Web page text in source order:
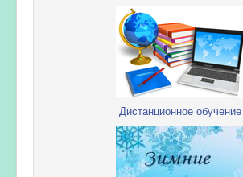
Дистанционное обучение